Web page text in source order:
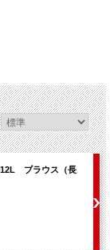
ブラウス（長